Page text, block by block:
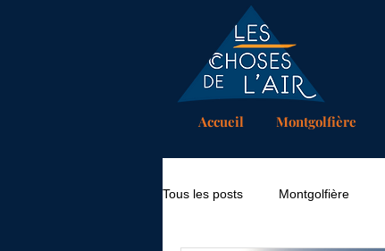
Accueil Montgolfière
Tous les posts Montgolfière